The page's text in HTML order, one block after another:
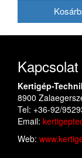
Kapcsolat
Kertigép-
8900
Tel: +36-92/
Email:
Web: